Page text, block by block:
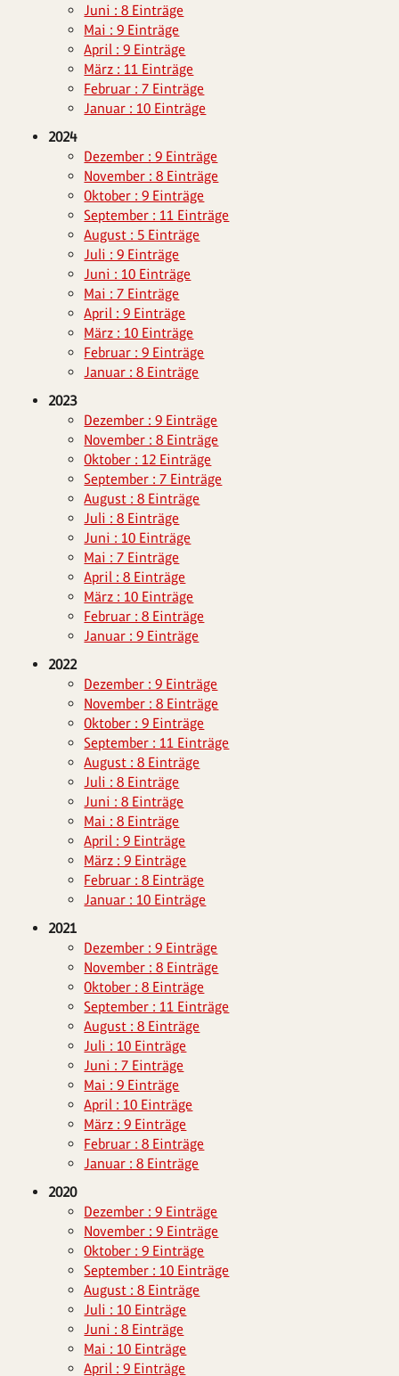
Juni : 8 Einträge
Mai : 9 Einträge
April : 9 Einträge
März : 11 Einträge
Februar : 7 Einträge
Januar : 10 Einträge
2024
Dezember : 9 Einträge
November : 8 Einträge
Oktober : 9 Einträge
September : 11 Einträge
August : 5 Einträge
Juli : 9 Einträge
Juni : 10 Einträge
Mai : 7 Einträge
April : 9 Einträge
März : 10 Einträge
Februar : 9 Einträge
Januar : 8 Einträge
2023
Dezember : 9 Einträge
November : 8 Einträge
Oktober : 12 Einträge
September : 7 Einträge
August : 8 Einträge
Juli : 8 Einträge
Juni : 10 Einträge
Mai : 7 Einträge
April : 8 Einträge
März : 10 Einträge
Februar : 8 Einträge
Januar : 9 Einträge
2022
Dezember : 9 Einträge
November : 8 Einträge
Oktober : 9 Einträge
September : 11 Einträge
August : 8 Einträge
Juli : 8 Einträge
Juni : 8 Einträge
Mai : 8 Einträge
April : 9 Einträge
März : 9 Einträge
Februar : 8 Einträge
Januar : 10 Einträge
2021
Dezember : 9 Einträge
November : 8 Einträge
Oktober : 8 Einträge
September : 11 Einträge
August : 8 Einträge
Juli : 10 Einträge
Juni : 7 Einträge
Mai : 9 Einträge
April : 10 Einträge
März : 9 Einträge
Februar : 8 Einträge
Januar : 8 Einträge
2020
Dezember : 9 Einträge
November : 9 Einträge
Oktober : 9 Einträge
September : 10 Einträge
August : 8 Einträge
Juli : 10 Einträge
Juni : 8 Einträge
Mai : 10 Einträge
April : 9 Einträge